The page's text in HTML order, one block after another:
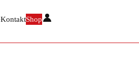
KontaktShop